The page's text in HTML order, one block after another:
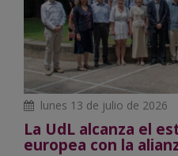
lunes 13 de julio de 2026
La UdL alcanza el
europea con la